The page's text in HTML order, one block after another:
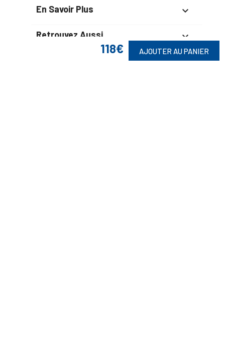
118€ AJOUTER AU PANIER
En Savoir Plus 
Retrouvez Aussi 